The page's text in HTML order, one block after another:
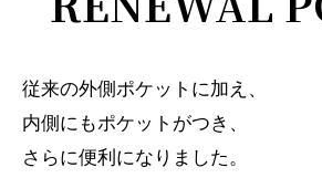
従来の外側ポケットに加え、
内側にもポケットがつき、
さらに便利になりました。